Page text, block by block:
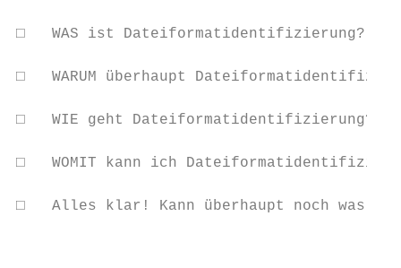
□   WAS ist Dateiformatidentifizierung?
□   WARUM überhaupt
□   WIE geht Dateiformatidentifizierung?
□   WOMIT kann ich
□   Alles klar! Kann überhaupt noch was